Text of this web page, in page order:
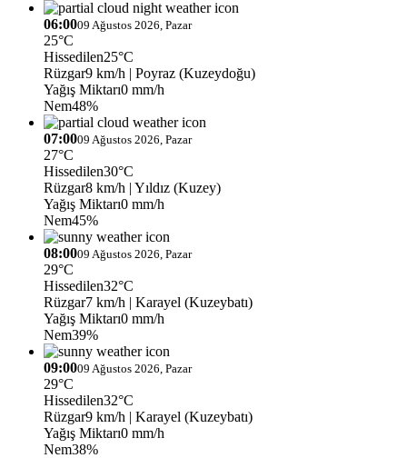
06:0009 Ağustos 2026, Pazar
25°C
Hissedilen25°C
Rüzgar9 km/h | Poyraz (Kuzeydoğu)
Yağış Miktarı0 mm/h
Nem48%
07:0009 Ağustos 2026, Pazar
27°C
Hissedilen30°C
Rüzgar8 km/h | Yıldız (Kuzey)
Yağış Miktarı0 mm/h
Nem45%
08:0009 Ağustos 2026, Pazar
29°C
Hissedilen32°C
Rüzgar7 km/h | Karayel (Kuzeybatı)
Yağış Miktarı0 mm/h
Nem39%
09:0009 Ağustos 2026, Pazar
29°C
Hissedilen32°C
Rüzgar9 km/h | Karayel (Kuzeybatı)
Yağış Miktarı0 mm/h
Nem38%